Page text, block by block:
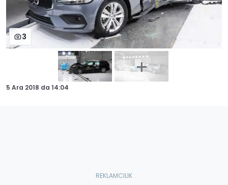
3
5 Ara 2018 da 14:04